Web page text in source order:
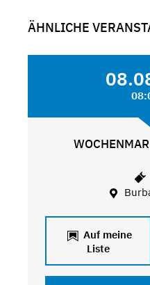
ÄHNLICHE
Auf meine
Liste